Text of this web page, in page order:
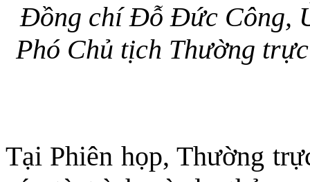
Đồng chí Đỗ Đức Công,
Phó Chủ tịch Thường
Tại Phiên họp, Thường